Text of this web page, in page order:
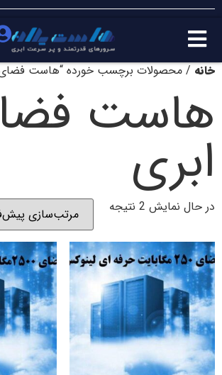
خانه / محصولات برچسب خورده “هاست فضای
هاست
ابری
در حال نمایش 2 نتیجه